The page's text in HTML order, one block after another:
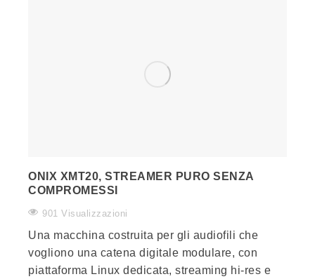
ONIX XMT20, STREAMER PURO SENZA
COMPROMESSI
901 Visualizzazioni
Una macchina costruita per gli audiofili che
vogliono una catena digitale modulare, con
piattaforma Linux dedicata, streaming hi-res e